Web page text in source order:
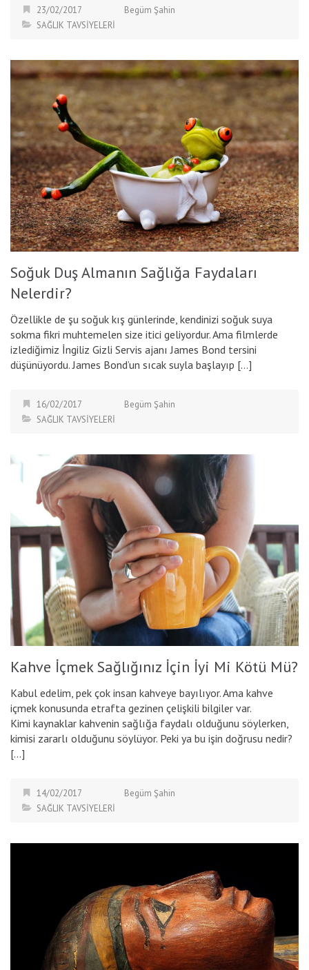
23/02/2017
Begüm Şahin
SAĞLIK TAVSİYELERİ
Soğuk Duş Almanın Sağlığa Faydaları
Nelerdir?
Özellikle de şu soğuk kış günlerinde, kendinizi soğuk suya
sokma fikri muhtemelen size itici geliyordur. Ama filmlerde
izlediğimiz İngiliz Gizli Servis ajanı James Bond tersini
düşünüyordu. James Bond’un sıcak suyla başlayıp […]
16/02/2017
Begüm Şahin
SAĞLIK TAVSİYELERİ
Kahve İçmek Sağlığınız İçin İyi Mi Kötü Mü?
Kabul edelim, pek çok insan kahveye bayılıyor. Ama kahve
içmek konusunda etrafta gezinen çelişkili bilgiler var.
Kimi kaynaklar kahvenin sağlığa faydalı olduğunu söylerken,
kimisi zararlı olduğunu söylüyor. Peki ya bu işin doğrusu nedir?
[…]
14/02/2017
Begüm Şahin
SAĞLIK TAVSİYELERİ